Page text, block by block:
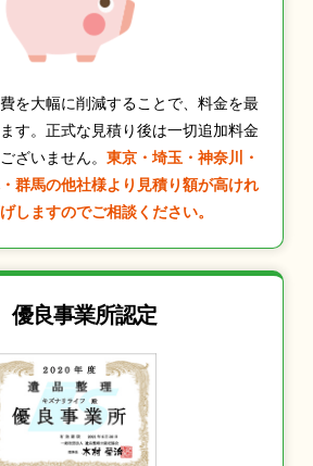
を大幅に削減することで、料金を最
す。正式な見積り後は一切追加料金
ざいません。 東京・埼玉・神奈川・
群馬の他社様より見積り額が高けれ
しますのでご相談ください。
優良事業所認定